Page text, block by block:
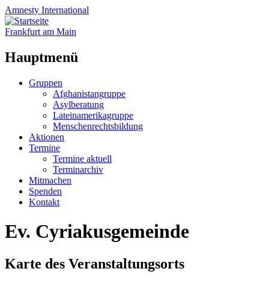
Amnesty International
Frankfurt am Main
Hauptmenü
Zum
Gruppen
Afghanistangruppe
Asylberatung
Lateinamerikagruppe
Menschenrechtsbildung
Aktionen
Termine
Termine aktuell
Terminarchiv
Mitmachen
Spenden
Kontakt
Ev. Cyriakusgemeinde
Karte des Veranstaltungsorts